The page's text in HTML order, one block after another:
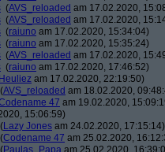
(AVS_reloaded am 17.02.2020,
(AVS_reloaded am 17.02.2020,
(raiuno am 17.02.2020, 15:34:04)
(raiuno am 17.02.2020, 15:35:24)
(AVS_reloaded am 17.02.2020,
(raiuno am 17.02.2020, 17:46:52)
Heuliez am 17.02.2020, 22:19:50)
(AVS_reloaded am 18.02.2020,
47 am 19.02.2020,
15:06:59)
(Lazy Jones am 24.02.2020, 17:15:14)
(Codename 47 am 25.02.2020,
(Paulas_Papa am 25.02.2020,